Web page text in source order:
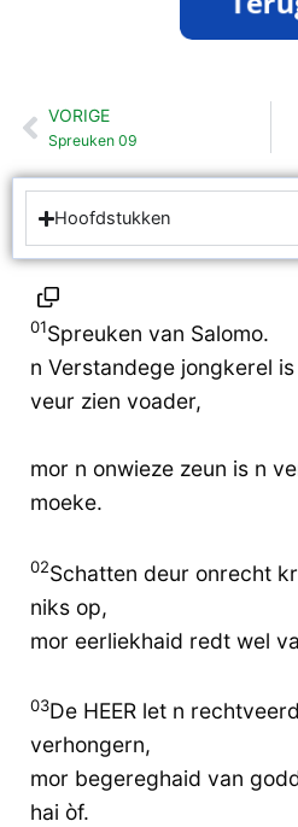
Vorige
VORIGE
Spreuken 09
Hoofdstukken
01Spreuken van Salomo.
n Verstandege jongkerel
veur zien voader,
mor n onwieze zeun is n
moeke.
02Schatten deur onrecht
niks op,
mor eerliekhaid redt wel
03De HEER let n
verhongern,
mor begereghaid van
hai òf.